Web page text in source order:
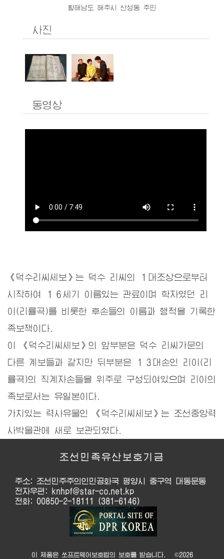
황해남도 해주시 산성동 주민
사진
동영상
《덕수리씨세보》는 덕수 리씨의 １대조상으로부터
시작하여 １６세기 이름있는 관료이며 학자였던 리
이(리률곡)를 비롯한 후손들의 이름과 행적을 기록한
족보책이다.
이 《덕수리씨세보》의 앞부분은 덕수 리씨가문의
다른 계보들과 같지만 뒤부분은 １３대손인 리이(리
률곡)의 직계자손들을 위주로 구성되여있으며 리이의
족보로서는 유일본이다.
가치있는 력사유물인 《덕수리씨세보》는 조선중앙력
사박물관에 새로 보관되였다.
조선민족유산보호기금
주소: 조선민주주의인민공화국 평양시 중구역 대동문동
전자우편: knhpf@star-co.net.kp
전화: 00850-2-18111 (381-6146)
이 제품은 쏘프트웨어보호법의 보호를 받습니다. ©2026